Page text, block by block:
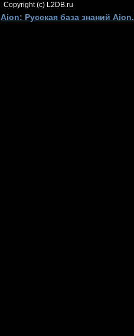
Copyright (c) L2DB.ru
Aion: Русская база знаний